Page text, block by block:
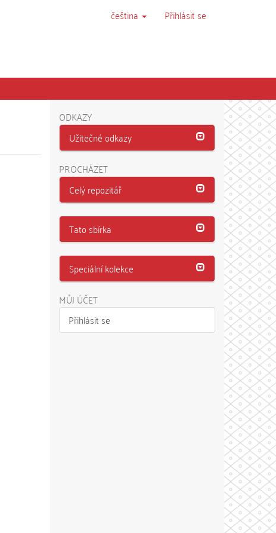
čeština Přihlásit se
ODKAZY
Užitečné odkazy
PROCHÁZET
Celý repozitář
Tato sbírka
Speciální kolekce
MŮJ ÚČET
Přihlásit se